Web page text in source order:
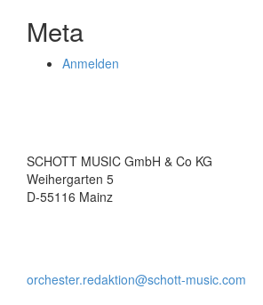
Meta
Anmelden
SCHOTT MUSIC GmbH & Co KG
Weihergarten 5
D-55116 Mainz
orchester.redaktion@schott-music.com